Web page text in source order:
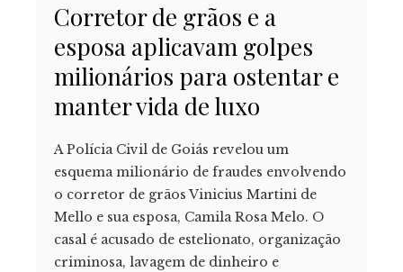
Corretor de grãos e a
esposa aplicavam golpes
milionários para ostentar e
manter vida de luxo
A Polícia Civil de Goiás revelou um
esquema milionário de fraudes envolvendo
o corretor de grãos Vinicius Martini de
Mello e sua esposa, Camila Rosa Melo. O
casal é acusado de estelionato, organização
criminosa, lavagem de dinheiro e